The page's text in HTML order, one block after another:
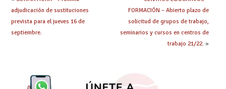
adjudicación de sustituciones
prevista para el jueves 16 de
septiembre.
FORMACIÓN – Abierto plazo de
solicitud de grupos de trabajo,
seminarios y cursos en centros de
trabajo 21/22.»